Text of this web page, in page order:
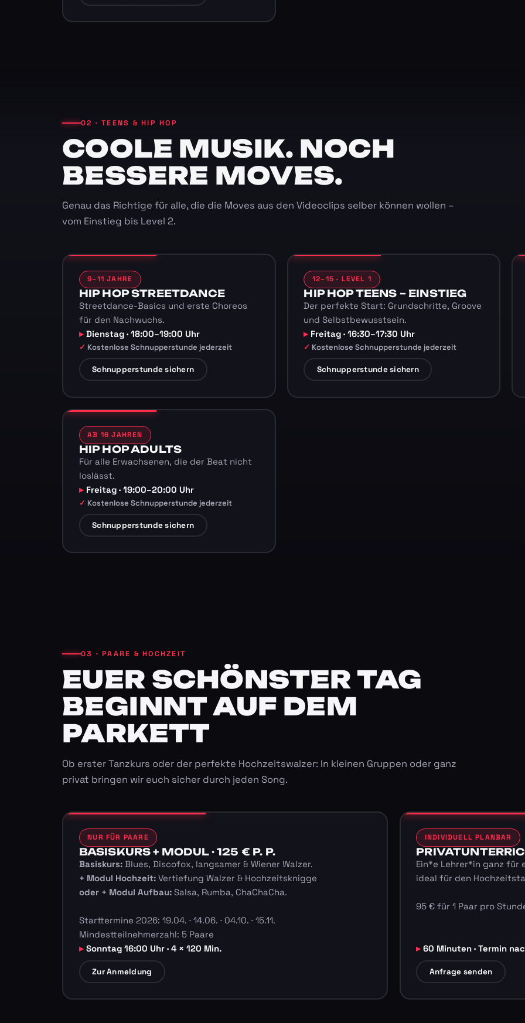
02 · TEENS & HIP HOP
COOLE MUSIK. NOCH
BESSERE MOVES.
Genau das Richtige für alle, die die Moves aus den Videoclips selber können wollen –
vom Einstieg bis Level 2.
9–11 JAHRE
HIP HOP STREETDANCE
Streetdance-Basics und erste Choreos
für den Nachwuchs.
Dienstag · 18:00–19:00 Uhr
Kostenlose Schnupperstunde jederzeit
Schnupperstunde sichern
12–15 · LEVEL 1
HIP HOP TEENS – EINSTIEG
Der perfekte Start: Grundschritte, Groove
und Selbstbewusstsein.
Freitag · 16:30–17:30 Uhr
Kostenlose Schnupperstunde jederzeit
Schnupperstunde sichern
AB 16 JAHREN
HIP HOP ADULTS
Für alle Erwachsenen, die der Beat nicht
loslässt.
Freitag · 19:00–20:00 Uhr
Kostenlose Schnupperstunde jederzeit
Schnupperstunde sichern
03 · PAARE & HOCHZEIT
EUER SCHÖNSTER TAG
BEGINNT AUF DEM
PARKETT
Ob erster Tanzkurs oder der perfekte Hochzeitswalzer: In kleinen Gruppen oder ganz
privat bringen wir euch sicher durch jeden Song.
NUR FÜR PAARE
BASISKURS + MODUL · 125 € P. P.
Basiskurs:Blues, Discofox, langsamer & Wiener Walzer.
+ Modul Hochzeit:Vertiefung Walzer & Hochzeitsknigge
oder + Modul Aufbau:Salsa, Rumba, ChaChaCha.
Starttermine 2026: 19.04. · 14.06. · 04.10. · 15.11.
Mindestteilnehmerzahl: 5 Paare
Sonntag 16:00 Uhr · 4 × 120 Min.
Zur Anmeldung
INDIVIDUELL PLANBAR
Ein*e Lehrer*in ganz für
ideal für den
95 € für 1 Paar pro
60 Minuten · Termin
Anfrage senden